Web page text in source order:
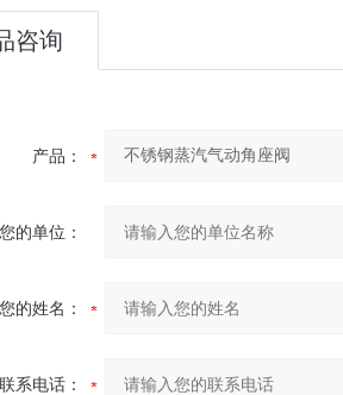
咨询
产品：
您的单位：
您的姓名：
联系电话：